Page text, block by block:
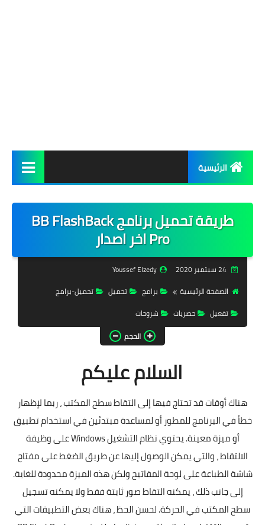
الرئيسية
أخبار
تحميل
تحميل ألعاب
كورة | Time
تفعيلات
أدوبي
ويندوزات
فاشون
طريقة تحميل برنامج BB FlashBack
Pro اخر اصدار
24 سبتمبر 2020
Youssef Elzedy
الصفحة الرئيسية
برامج تحميل
تحميل-برامج
تفعيل
حصريات
شروحات
الحجم
السلام عليكم
هناك أوقات قد تحتاج فيها إلى التقاط سطح المكتب ، ربما لإظهار
خطأ في البرنامج للمطور أو لمساعدة مبتدئين في استخدام تطبيق
أو ميزة معينة. يحتوي نظام التشغيل Windows على وظيفة
الالتقاط ، والتي يمكن الوصول إليها عن طريق الضغط على مفتاح
شاشة الطباعة على لوحة المفاتيح ولكن هذه الميزة محدودة للغاية.
إلى جانب ذلك ، يمكنه التقاط صور ثابتة فقط ولا يمكنه تسجيل
سطح المكتب في الحركة. لحسن الحظ ، هناك بعض التطبيقات التي